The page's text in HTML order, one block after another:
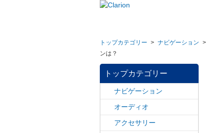
トップカテゴリー > ナビゲーション >
ンは？
トップカテゴリー
ナビゲーション
オーディオ
アクセサリー